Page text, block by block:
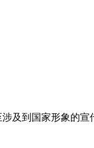
及到国家形象的宣